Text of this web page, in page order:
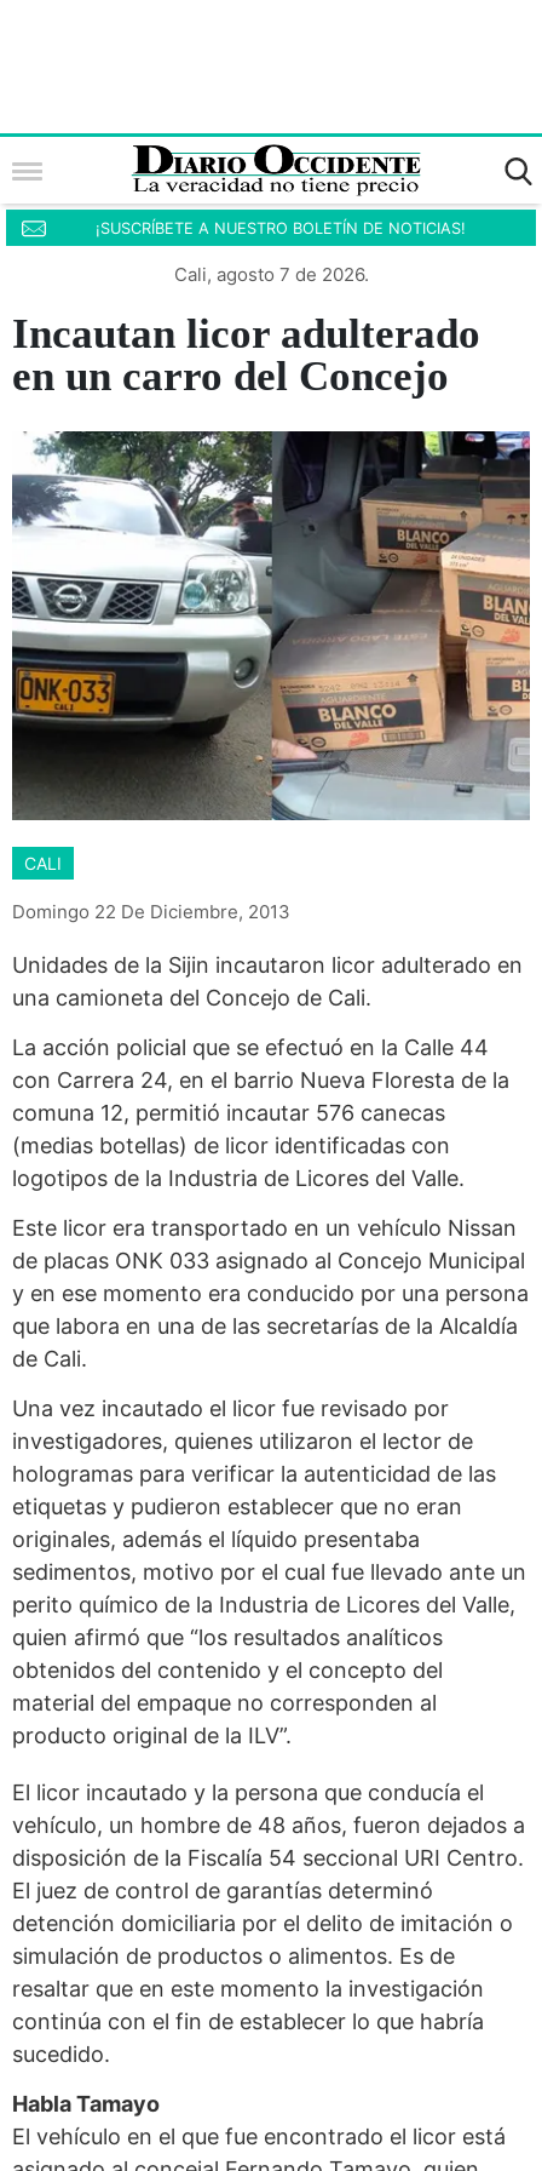
¡SUSCRÍBETE A NUESTRO BOLETÍN DE NOTICIAS!
Cali, agosto 7 de 2026.
Incautan licor adulterado
en un carro del Concejo
CALI
Domingo 22 De Diciembre, 2013
Unidades de la Sijin incautaron licor adulterado en
una camioneta del Concejo de Cali.
La acción policial que se efectuó en la Calle 44
con Carrera 24, en el barrio Nueva Floresta de la
comuna 12, permitió incautar 576 canecas
(medias botellas) de licor identificadas con
logotipos de la Industria de Licores del Valle.
Este licor era transportado en un vehículo Nissan
de placas ONK 033 asignado al Concejo Municipal
y en ese momento era conducido por una persona
que labora en una de las secretarías de la Alcaldía
de Cali.
Una vez incautado el licor fue revisado por
investigadores, quienes utilizaron el lector de
hologramas para verificar la autenticidad de las
etiquetas y pudieron establecer que no eran
originales, además el líquido presentaba
sedimentos, motivo por el cual fue llevado ante un
perito químico de la Industria de Licores del Valle,
quien afirmó que “los resultados analíticos
obtenidos del contenido y el concepto del
material del empaque no corresponden al
producto original de la ILV”.
El licor incautado y la persona que conducía el
vehículo, un hombre de 48 años, fueron dejados a
disposición de la Fiscalía 54 seccional URI Centro.
El juez de control de garantías determinó
detención domiciliaria por el delito de imitación o
simulación de productos o alimentos. Es de
resaltar que en este momento la investigación
continúa con el fin de establecer lo que habría
sucedido.
Habla Tamayo
El vehículo en el que fue encontrado el licor está